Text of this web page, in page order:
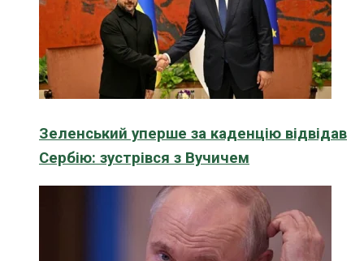
Зеленський уперше за каденцію відвідав
Сербію: зустрівся з Вучичем